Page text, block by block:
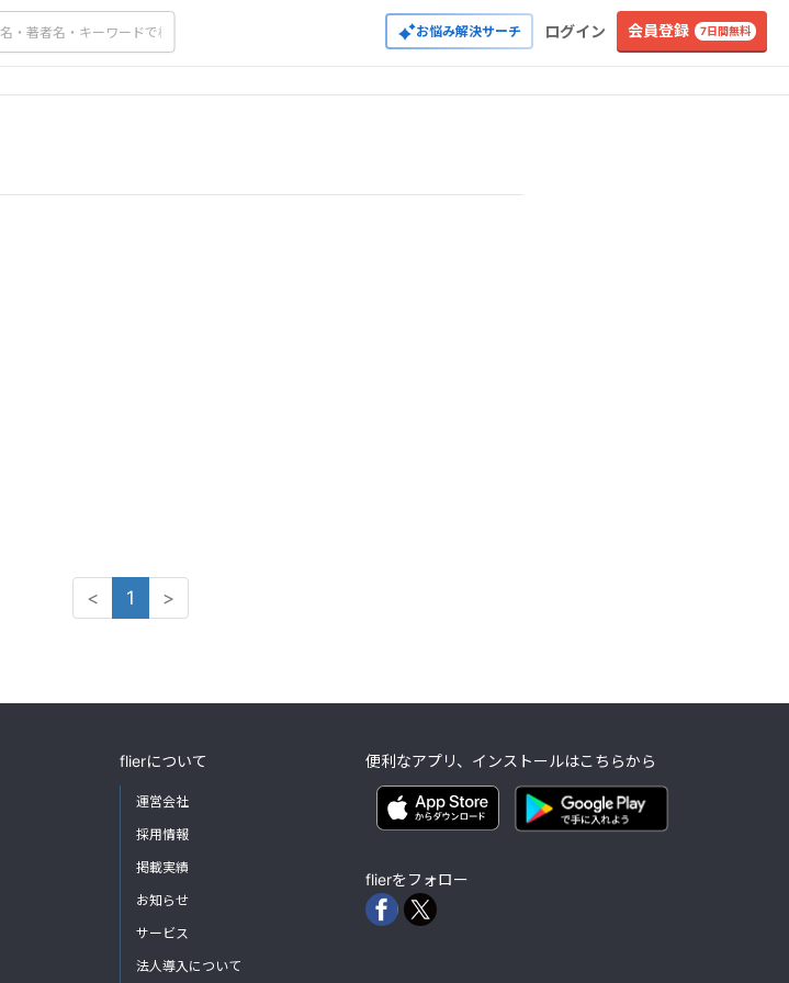
お悩み解決サーチ ログイン 会員登録 7日間無料
< 1 >
flierについて
運営会社
採用情報
掲載実績
お知らせ
サービス
法人導入について
便利なアプリ、インストールはこちらから
flierをフォロー